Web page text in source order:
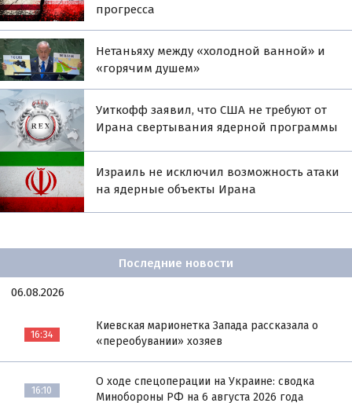
прогресса
Нетаньяху между «холодной ванной» и
«горячим душем»
Уиткофф заявил, что США не требуют от
Ирана свертывания ядерной программы
Израиль не исключил возможность атаки
на ядерные объекты Ирана
Последние новости
06.08.2026
16:34
Киевская марионетка Запада рассказала о
«переобувании» хозяев
16:10
О ходе спецоперации на Украине: сводка
Минобороны РФ на 6 августа 2026 года